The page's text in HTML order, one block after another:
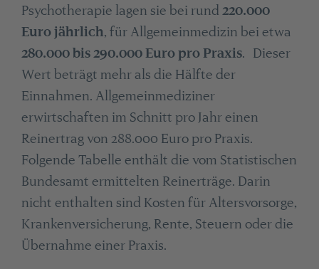
Psychotherapie lagen sie bei rund 220.000
Euro jährlich, für Allgemeinmedizin bei etwa
280.000 bis 290.000 Euro pro Praxis. Dieser
Wert beträgt mehr als die Hälfte der
Einnahmen. Allgemeinmediziner
erwirtschaften im Schnitt pro Jahr einen
Reinertrag von 288.000 Euro pro Praxis.
Folgende Tabelle enthält die vom Statistischen
Bundesamt ermittelten Reinerträge. Darin
nicht enthalten sind Kosten für Altersvorsorge,
Krankenversicherung, Rente, Steuern oder die
Übernahme einer Praxis.